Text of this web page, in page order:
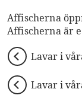
Affischerna
Affischerna är
Lavar i
Lavar i